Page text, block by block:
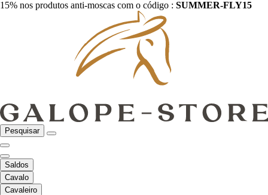
15% nos produtos anti-moscas com o código : SUMMER-FLY15
Pesquisar
Saldos
Cavalo
Cavaleiro